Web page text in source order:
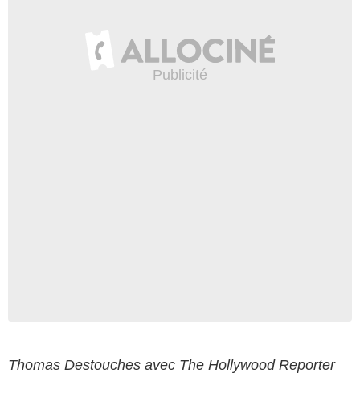
Thomas Destouches avec The Hollywood Reporter